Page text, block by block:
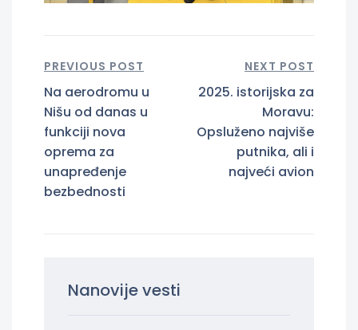
PREVIOUS POST
Na aerodromu u
Nišu od danas u
funkciji nova
oprema za
unapređenje
bezbednosti
NEXT POST
2025. istorijska za
Moravu:
Opsluženo najviše
putnika, ali i
najveći avion
Nanovije vesti